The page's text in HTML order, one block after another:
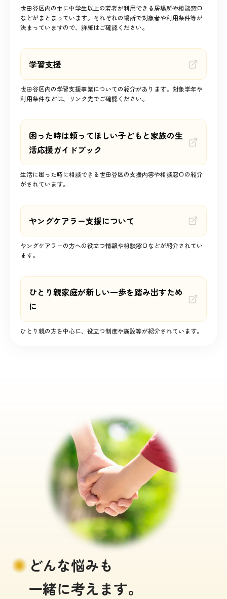
世田谷区内の主に中学生以上の若者が利用できる居場所や相談窓口
などがまとまっています。それぞれの場所で対象者や利用条件等が
決まっていますので、詳細はご確認ください。
学習支援
世田谷区内の学習支援事業についての紹介があります。対象学年や
利用条件などは、リンク先でご確認ください。
困った時は頼ってほしい子どもと家族の生
活応援ガイドブック
生活に困った時に相談できる世田谷区の支援内容や相談窓口の紹介
がされています。
ヤングケアラー支援について
ヤングケアラーの方への役立つ情報や相談窓口などが紹介されてい
ます。
ひとり親家庭が新しい一歩を踏み出すため
に
ひとり親の方を中心に、役立つ制度や施設等が紹介されています。
どんな悩みも
一緒に考えます。